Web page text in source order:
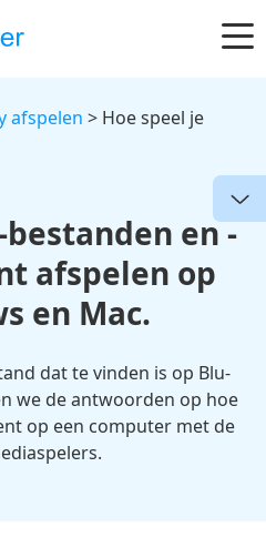
afspelen > Hoe speel je
bestanden en -
afspelen op
en Mac.
dat te vinden is op Blu-
we de antwoorden op hoe
op een computer met de